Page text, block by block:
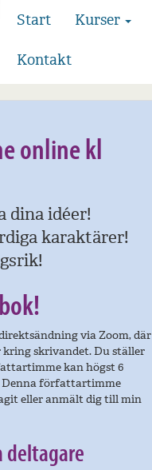
Start Kurser
Kontakt
online kl
dina idéer!
karaktärer!
via Zoom, där
skrivandet. Du ställer
kan högst 6
Denna författartimme
eller anmält dig till min